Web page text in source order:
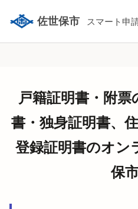
佐世保市 スマート申
戸籍証明書・附票
書・独身証明書、
登録証明書のオン
保市